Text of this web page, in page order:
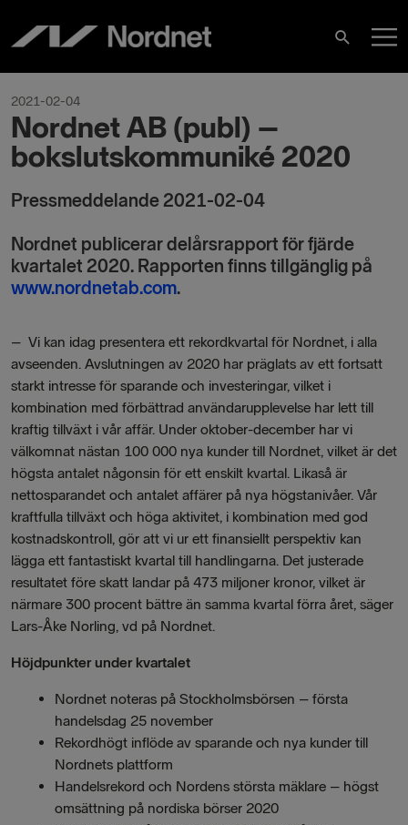
content
Search
2021-02-04
Nordnet AB (publ) –
bokslutskommuniké 2020
Pressmeddelande 2021-02-04
Nordnet publicerar delårsrapport för fjärde
kvartalet 2020. Rapporten finns tillgänglig på
www.nordnetab.com.
– Vi kan idag presentera ett rekordkvartal för Nordnet, i alla
avseenden. Avslutningen av 2020 har präglats av ett fortsatt
starkt intresse för sparande och investeringar, vilket i
kombination med förbättrad användarupplevelse har lett till
kraftig tillväxt i vår affär. Under oktober-december har vi
välkomnat nästan 100 000 nya kunder till Nordnet, vilket är det
högsta antalet någonsin för ett enskilt kvartal. Likaså är
nettosparandet och antalet affärer på nya högstanivåer. Vår
kraftfulla tillväxt och höga aktivitet, i kombination med god
kostnadskontroll, gör att vi ur ett finansiellt perspektiv kan
lägga ett fantastiskt kvartal till handlingarna. Det justerade
resultatet före skatt landar på 473 miljoner kronor, vilket är
närmare 300 procent bättre än samma kvartal förra året, säger
Lars-Åke Norling, vd på Nordnet.
Höjdpunkter under kvartalet
Nordnet noteras på Stockholmsbörsen – första
handelsdag 25 november
Rekordhögt inflöde av sparande och nya kunder till
Nordnets plattform
Handelsrekord och Nordens största mäklare – högst
omsättning på nordiska börser 2020